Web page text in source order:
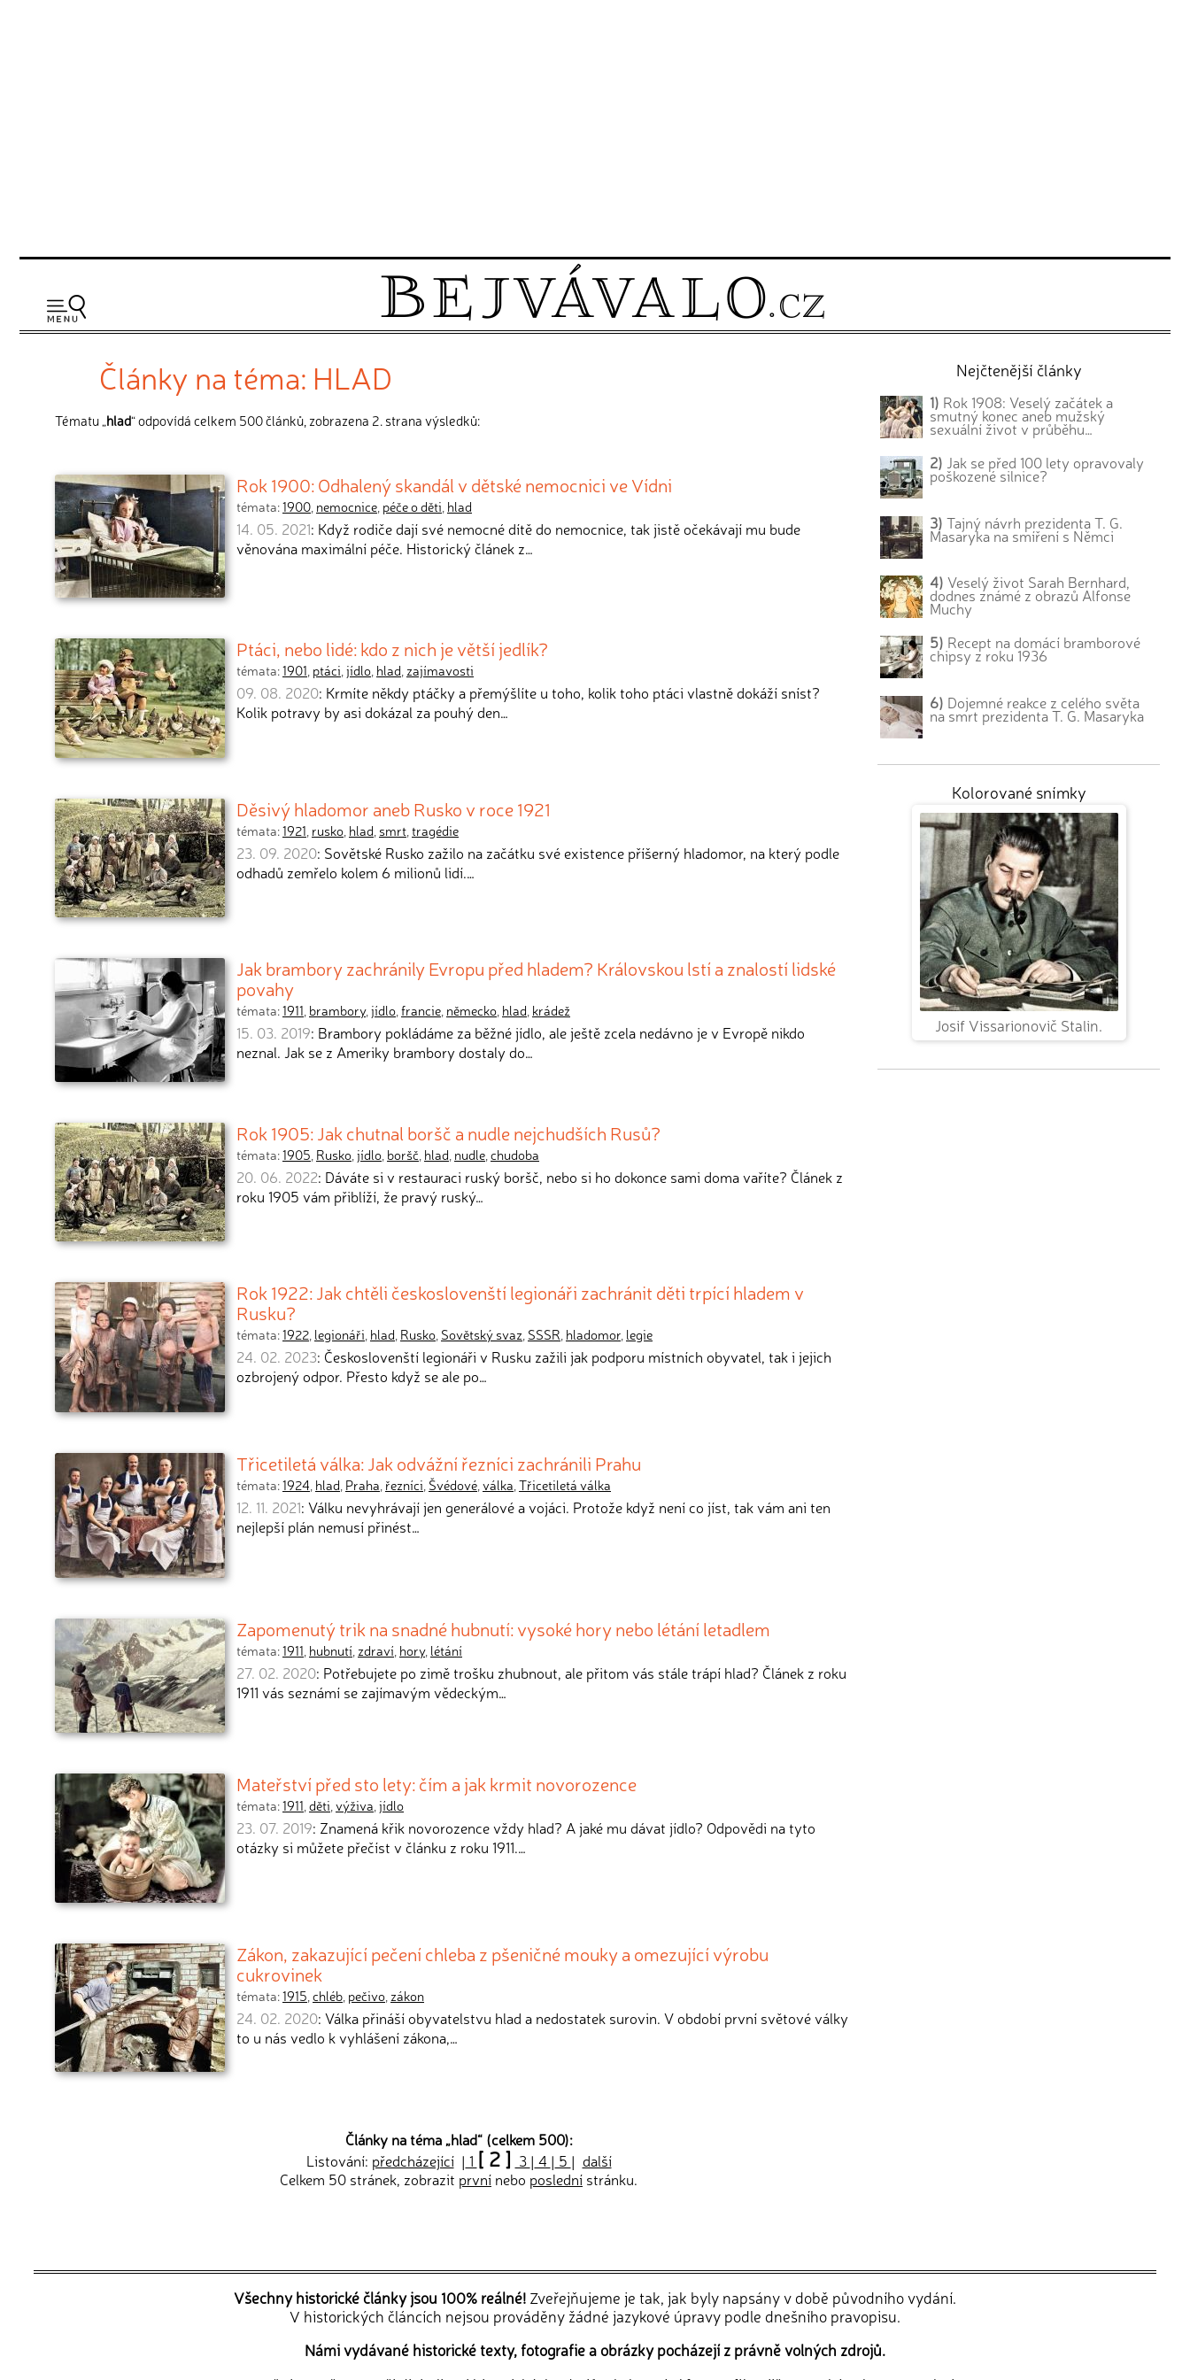
Články na téma: HLAD
Tématu „hlad“ odpovídá celkem 500 článků, zobrazena 2. strana výsledků:
Rok 1900: Odhalený skandál v dětské nemocnici ve Vídni
témata:1900, nemocnice, péče o děti, hlad
14. 05. 2021: Když rodiče dají své nemocné dítě do nemocnice, tak jistě očekávají mu bude
věnována maximální péče. Historický článek z…
Ptáci, nebo lidé: kdo z nich je větší jedlík?
témata:1901, ptáci,jídlo, hlad, zajímavosti
09. 08. 2020: Krmíte někdy ptáčky a přemýšlíte u toho, kolik toho ptáci vlastně dokáží sníst?
Kolik potravy by asi dokázal za pouhý den…
Děsivý hladomor aneb Rusko v roce 1921
témata:1921, rusko, hlad, smrt,tragédie
23. 09. 2020: Sovětské Rusko zažilo na začátku své existence příšerný hladomor, na který podle
odhadů zemřelo kolem 6 milionů lidí.…
Jak brambory zachránily Evropu před hladem? Královskou lstí a znalostí lidské
povahy
témata:1911, brambory,jídlo,francie, německo, hlad, krádež
15. 03. 2019: Brambory pokládáme za běžné jídlo, ale ještě zcela nedávno je v Evropě nikdo
neznal. Jak se z Ameriky brambory dostaly do…
Rok 1905: Jak chutnal boršč a nudle nejchudších Rusů?
témata:1905, Rusko,jídlo, boršč, hlad, nudle,chudoba
20. 06. 2022: Dáváte si v restauraci ruský boršč, nebo si ho dokonce sami doma vaříte? Článek z
roku 1905 vám přiblíží, že pravý ruský…
Rok 1922: Jak chtěli českoslovenští legionáři zachránit děti trpící hladem v
Rusku?
témata:1922, legionáři, hlad, Rusko, Sovětský svaz, SSSR, hladomor, legie
24. 02. 2023: Českoslovenští legionáři v Rusku zažili jak podporu místních obyvatel, tak i jejich
ozbrojený odpor. Přesto když se ale po…
Třicetiletá válka: Jak odvážní řezníci zachránili Prahu
témata:1924, hlad, Praha, řezníci, Švédové,válka,Třicetiletá válka
12. 11. 2021: Válku nevyhrávají jen generálové a vojáci. Protože když není co jíst, tak vám ani ten
nejlepší plán nemusí přinést…
Zapomenutý trik na snadné hubnutí: vysoké hory nebo létání letadlem
témata:1911, hubnutí, zdraví, hory, létání
27. 02. 2020: Potřebujete po zimě trošku zhubnout, ale přitom vás stále trápí hlad? Článek z roku
1911 vás seznámí se zajímavým vědeckým…
Mateřství před sto lety: čím a jak krmit novorozence
témata:1911,děti,výživa,jídlo
23. 07. 2019: Znamená křik novorozence vždy hlad? A jaké mu dávat jídlo? Odpovědi na tyto
otázky si můžete přečíst v článku z roku 1911.…
Zákon, zakazující pečení chleba z pšeničné mouky a omezující výrobu
cukrovinek
témata:1915,chléb, pečivo, zákon
24. 02. 2020: Válka přináší obyvatelstvu hlad a nedostatek surovin. V období první světové války
to u nás vedlo k vyhlášení zákona,…
Články na téma „hlad“ (celkem 500):
Listování: předcházející| 1 [ 2 ] 3 | 4 | 5 | další
Celkem 50 stránek, zobrazit první nebo poslední stránku.
Nejčtenější články
1) Rok 1908: Veselý začátek a
smutný konec aneb mužský
sexuální život v průběhu…
2) Jak se před 100 lety opravovaly
poškozené silnice?
3) Tajný návrh prezidenta T. G.
Masaryka na smíření s Němci
4) Veselý život Sarah Bernhard,
dodnes známé z obrazů Alfonse
Muchy
5) Recept na domácí bramborové
chipsy z roku 1936
6) Dojemné reakce z celého světa
na smrt prezidenta T. G. Masaryka
Kolorované snímky
Josif Vissarionovič Stalin.
Všechny historické články jsou 100% reálné! Zveřejňujeme je tak, jak byly napsány v době původního vydání.
V historických článcích nejsou prováděny žádné jazykové úpravy podle dnešního pravopisu.
Námi vydávané historické texty, fotografie a obrázky pocházejí z právně volných zdrojů.